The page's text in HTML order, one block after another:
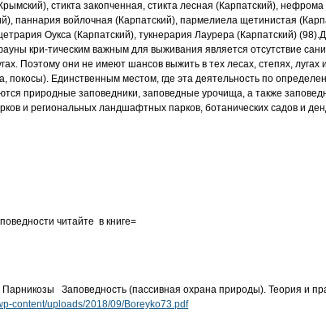
стикта закопченная, стикталесная (Карпатский),
паннария войлочная (Карпатский), пармелиелащетинистая
Оукса (Карпатский), тукнерария Лаурера (Карпатский) (98).
кри-тическим важным для выживания является отсутствие
Поэтому они не имеютшансов выжить в тех лесах, степях, лугах
покосы). Единственным местом, где этадеятельность по
природные заповедники, заповедные урочища, атакже
и региональных ландшафтных парков, ботанических садов и
читайте в книге=
Заповедность (пассивная охрана природы). Теория и
content/uploads/2018/09/Boreyko73.pdf